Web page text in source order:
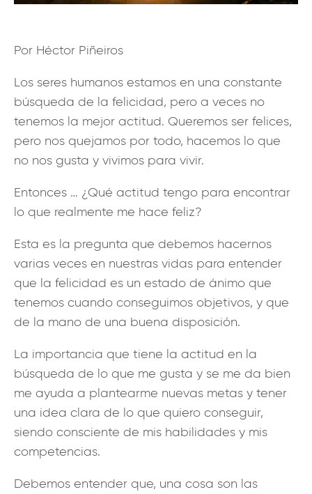
Por Héctor Piñeiros
Los seres humanos estamos en una constante
búsqueda de la felicidad, pero a veces no
tenemos la mejor actitud. Queremos ser felices,
pero nos quejamos por todo, hacemos lo que
no nos gusta y vivimos para vivir.
Entonces … ¿Qué actitud tengo para encontrar
lo que realmente me hace feliz?
Esta es la pregunta que debemos hacernos
varias veces en nuestras vidas para entender
que la felicidad es un estado de ánimo que
tenemos cuando conseguimos objetivos, y que
de la mano de una buena disposición.
La importancia que tiene la actitud en la
búsqueda de lo que me gusta y se me da bien
me ayuda a plantearme nuevas metas y tener
una idea clara de lo que quiero conseguir,
siendo consciente de mis habilidades y mis
competencias.
Debemos entender que, una cosa son las